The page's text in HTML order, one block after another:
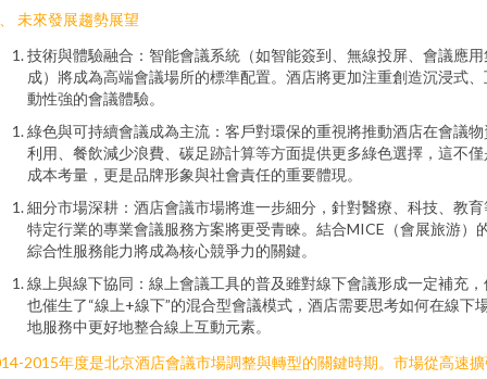
未來發展趨勢展望
技術與體驗融合：智能會議系統（如智能簽到、無線投屏、會議應用
成）將成為高端會議場所的標準配置。酒店將更加注重創造沉浸式、
動性強的會議體驗。
綠色與可持續會議成為主流：客戶對環保的重視將推動酒店在會議物
利用、餐飲減少浪費、碳足跡計算等方面提供更多綠色選擇，這不僅
成本考量，更是品牌形象與社會責任的重要體現。
細分市場深耕：酒店會議市場將進一步細分，針對醫療、科技、教育
特定行業的專業會議服務方案將更受青睞。結合MICE（會展旅游）
綜合性服務能力將成為核心競爭力的關鍵。
線上與線下協同：線上會議工具的普及雖對線下會議形成一定補充，
也催生了“線上+線下”的混合型會議模式，酒店需要思考如何在線下
地服務中更好地整合線上互動元素。
2015年度是北京酒店會議市場調整與轉型的關鍵時期。市場從高速